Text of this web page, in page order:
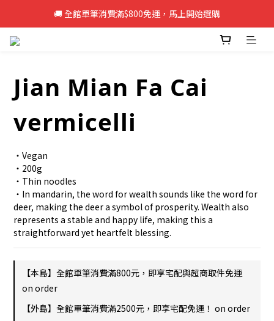
🚚 全館單筆消費滿$800免運，馬上開始選購
🚚 全館單筆消費滿$800免運，馬上開始選購
Jian Mian Fa Cai
vermicelli
・Vegan
・200g
・Thin noodles
・In mandarin, the word for wealth sounds like the word for
deer, making the deer a symbol of prosperity. Wealth also
represents a stable and happy life, making this a
straightforward yet heartfelt blessing.
【本島】全館單筆消費滿800元，即享宅配與超商取件免運
on order
【外島】全館單筆消費滿2500元，即享宅配免運！ on order